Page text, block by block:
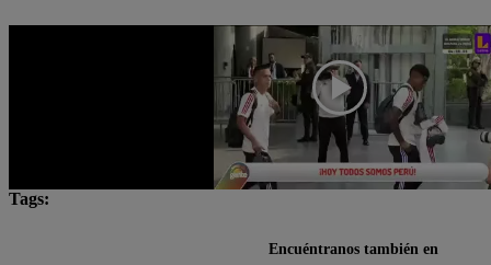
Tags:
Encuéntranos también en